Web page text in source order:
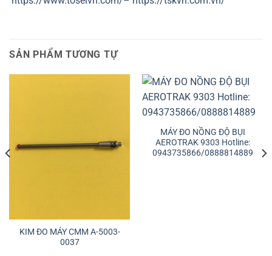
SẢN PHẨM TƯƠNG TỰ
KIM ĐO MÁY CMM A-5003-
0037
MÁY ĐO NỒNG ĐỘ BỤI
AEROTRAK 9303 Hotline:
0943735866/0888814889